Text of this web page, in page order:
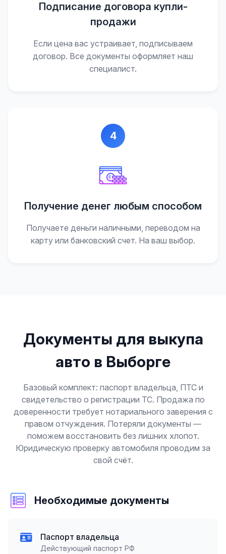
Подписание договора купли-
продажи
Если цена вас устраивает, подписываем
договор. Все документы оформляет наш
специалист.
4
Получение денег любым способом
Получаете деньги наличными, переводом на
карту или банковский счет. На ваш выбор.
Документы для выкупа
авто в Выборге
Базовый комплект: паспорт владельца, ПТС и
свидетельство о регистрации ТС. Продажа по
доверенности требует нотариального заверения с
правом отчуждения. Потеряли документы —
поможем восстановить без лишних хлопот.
Юридическую проверку автомобиля проводим за
свой счёт.
Необходимые документы
Паспорт владельца
Действующий паспорт РФ